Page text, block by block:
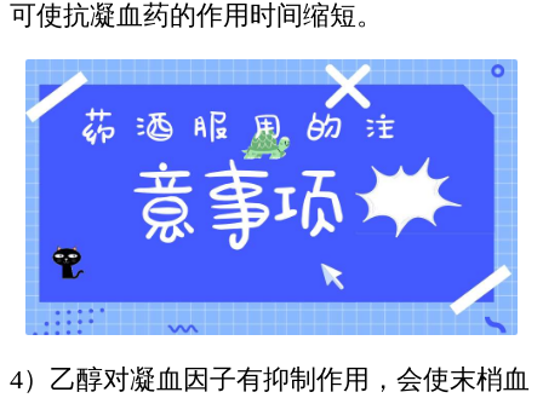
可使抗凝血药的作用时间缩短。
4）乙醇对凝血因子有抑制作用，会使末梢血